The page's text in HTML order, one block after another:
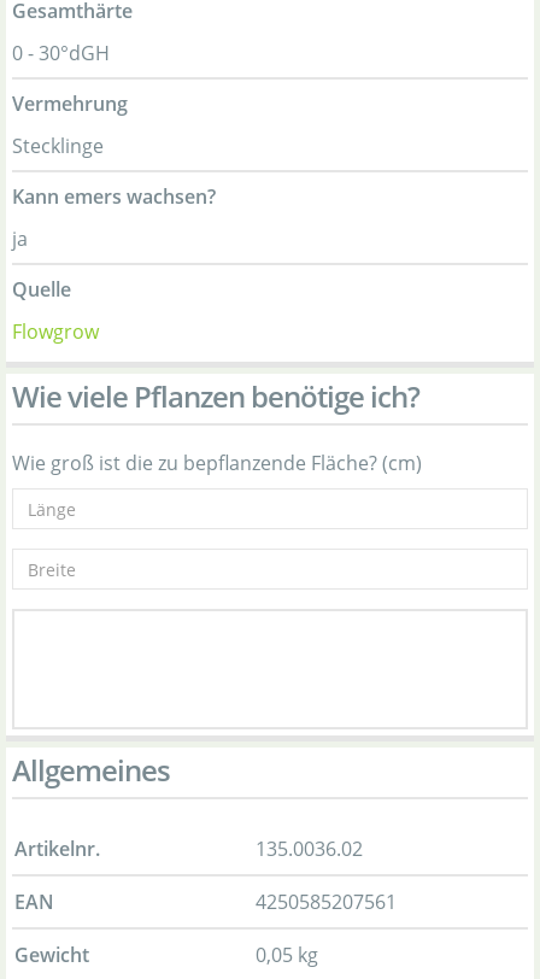
Gesamthärte
0 - 30°dGH
Vermehrung
Stecklinge
Kann emers wachsen?
ja
Quelle
Flowgrow
Wie viele Pflanzen benötige ich?
Wie groß ist die zu bepflanzende Fläche? (cm)
Allgemeines
Artikelnr.
135.0036.02
EAN
4250585207561
Gewicht
0,05 kg